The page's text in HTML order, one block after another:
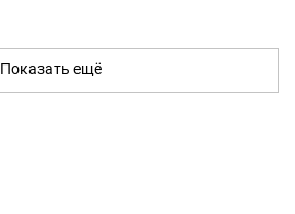
Показать ещё